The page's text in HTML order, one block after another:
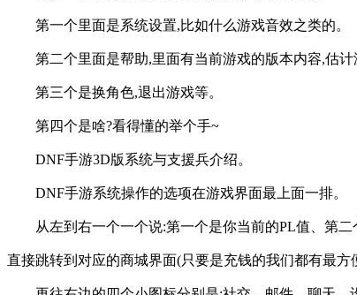
第一个里面是系统设置,比如什么游戏音效之类的。
第二个里面是帮助,里面有当前游戏的版本内容,估计
第三个是换角色,退出游戏等。
第四个是啥?看得懂的举个手~
DNF手游3D版系统与支援兵介绍。
DNF手游系统操作的选项在游戏界面最上面一排。
从左到右一个一个说:第一个是你当前的PL值、第
直接跳转到对应的商城界面(只要是充钱的我们都有最方